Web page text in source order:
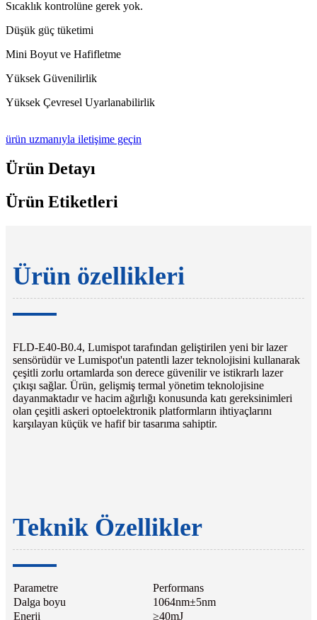
Sıcaklık kontrolüne gerek yok.
Düşük güç tüketimi
Mini Boyut ve Hafifletme
Yüksek Güvenilirlik
Yüksek Çevresel Uyarlanabilirlik
ürün uzmanıyla iletişime geçin
Ürün Detayı
Ürün Etiketleri
Ürün özellikleri
FLD-E40-B0.4, Lumispot tarafından geliştirilen yeni bir lazer
sensörüdür ve Lumispot'un patentli lazer teknolojisini kullanarak
çeşitli zorlu ortamlarda son derece güvenilir ve istikrarlı lazer
çıkışı sağlar. Ürün, gelişmiş termal yönetim teknolojisine
dayanmaktadır ve hacim ağırlığı konusunda katı gereksinimleri
olan çeşitli askeri optoelektronik platformların ihtiyaçlarını
karşılayan küçük ve hafif bir tasarıma sahiptir.
Teknik Özellikler
Parametre
Performans
Dalga boyu
1064nm±5nm
Enerji
≥40mJ